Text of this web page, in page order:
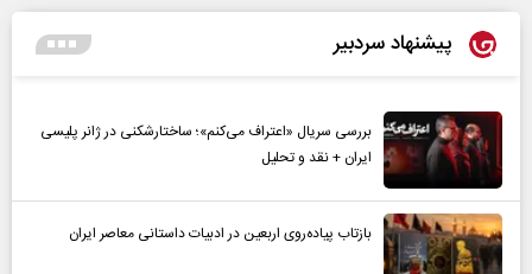
پیشنهاد سردبیر
بررسی سریال «اعتراف می‌کنم»؛ ساختارشکنی در ژانر پلیسی
ایران + نقد و تحلیل
بازتاب پیاده‌روی اربعین در ادبیات داستانی معاصر ایران